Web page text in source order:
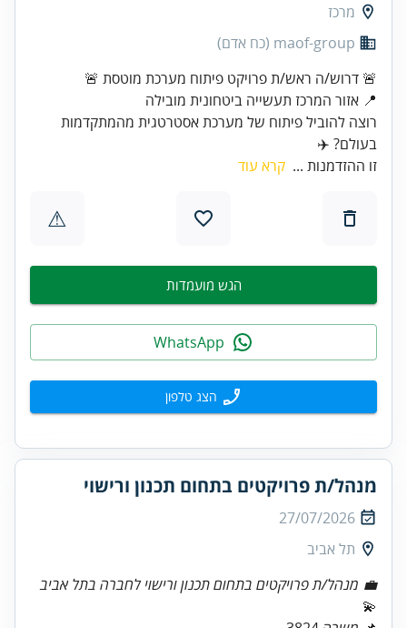
מרכז
maof-group (כח אדם)
רוצה להוביל פיתוח של מערכת אסטרטגית מהמתקדמות
בעולם? ✈️
זו ההזדמנות ... קרא עוד
⚠
הגש מועמדות
הצג טלפון
מנהל/ת פרויקטים בתחום תכנון ורישוי
27/07/2026
תל אביב
💼 מנהל/ת פרויקטים בתחום תכנון ורישוי לחברה בתל אביב